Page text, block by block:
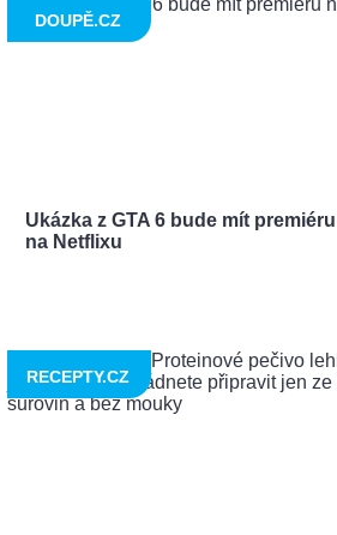
Ukázka z GTA 6 bude mít premiéru
na Netflixu
DOUPĚ.CZ
RECEPTY.CZ